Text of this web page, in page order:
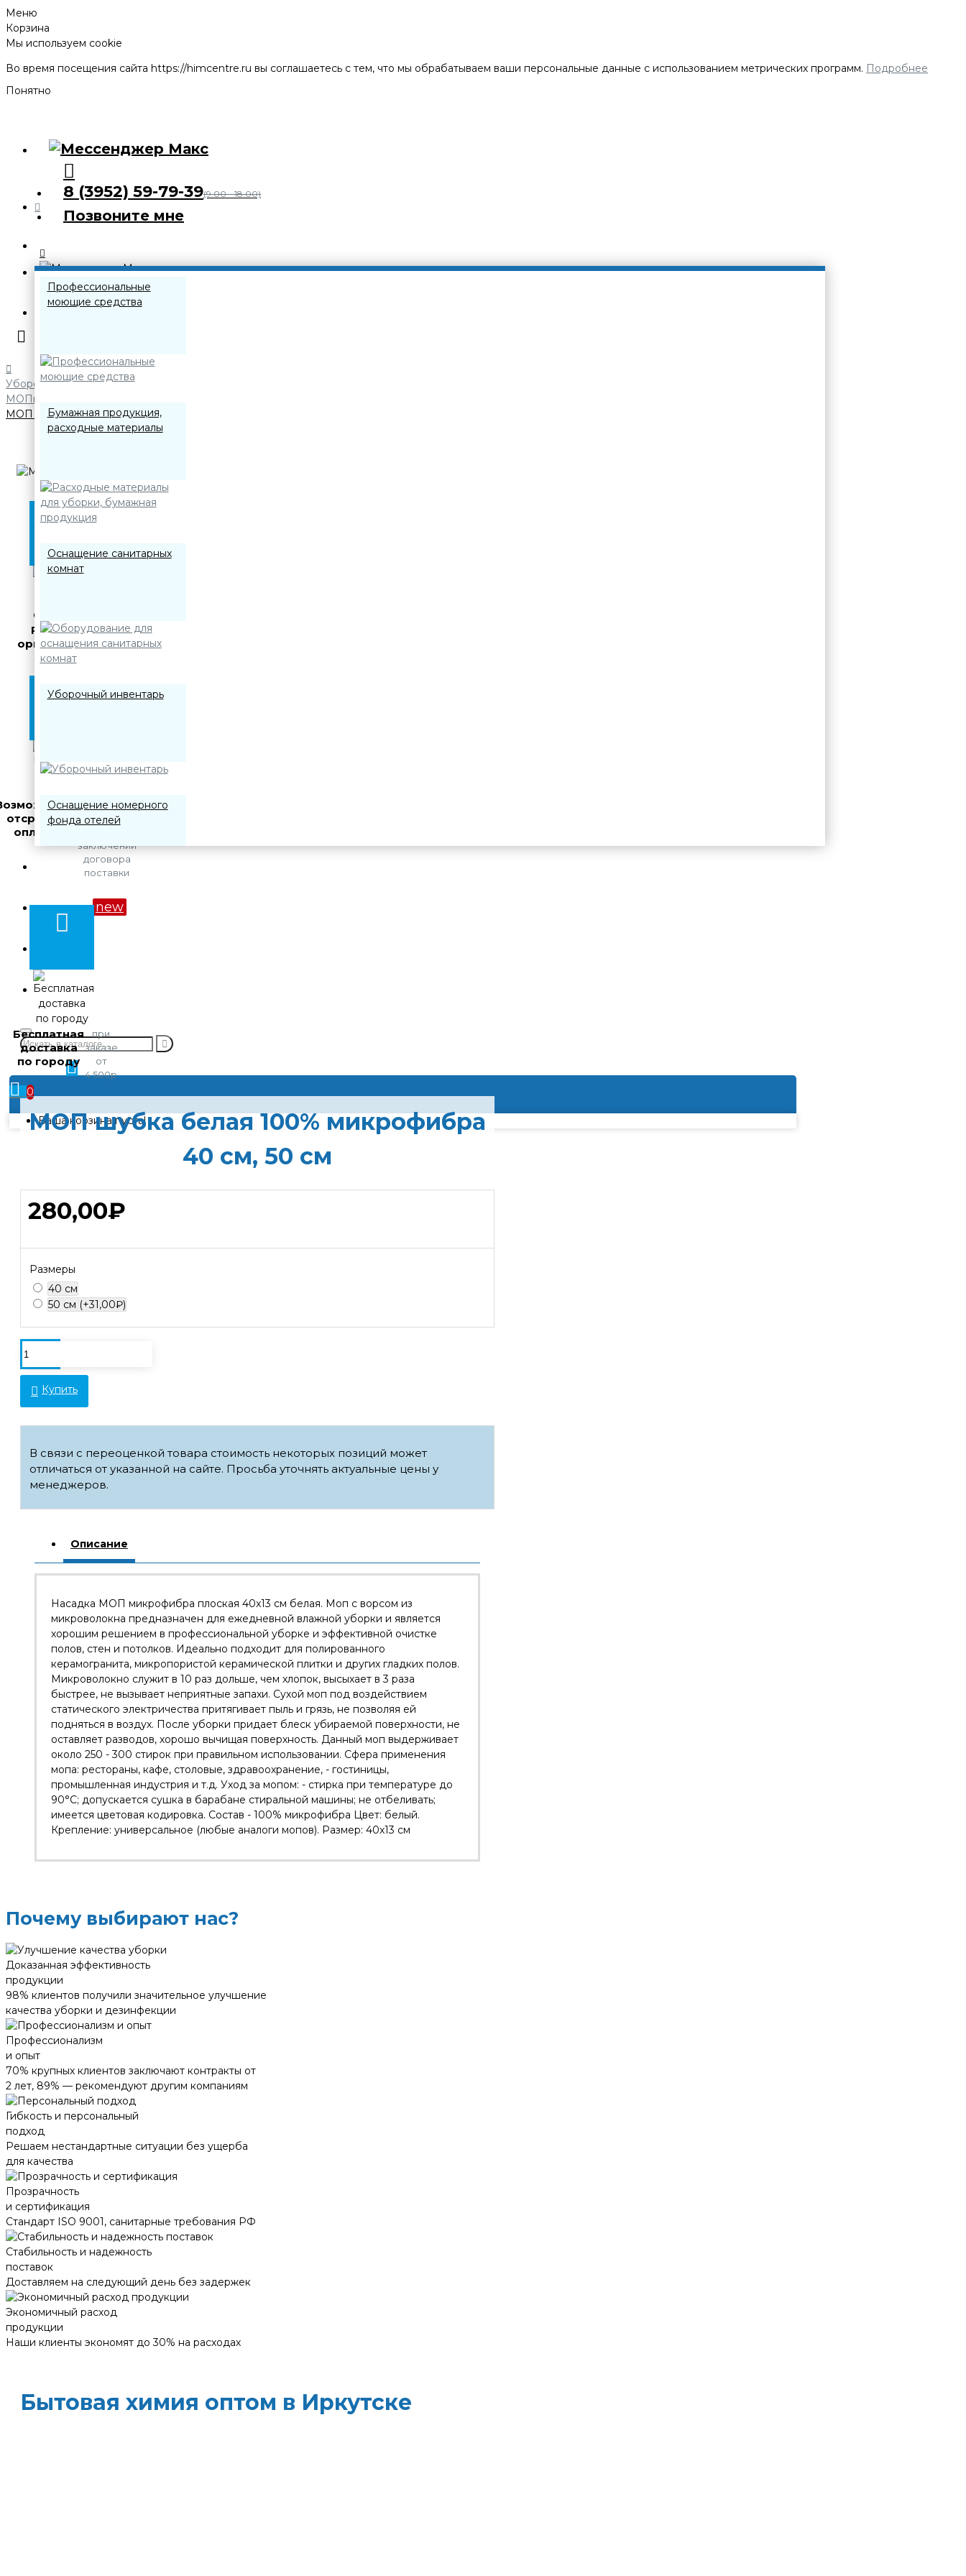
Меню
Корзина
Мы используем cookie
Во время посещения сайта https://himcentre.ru вы соглашаетесь с тем, что мы обрабатываем ваши персональные данные с использованием метрических программ. Подробнее
Понятно
8 (3952) 59-79-39(9.00 - 18.00)
Позвоните мне
Профессиональные
моющие средства
Бумажная продукция,
расходные материалы
Оснащение санитарных
комнат
Уборочный инвентарь
Оснащение номерного
фонда отелей
О компании
Акции new
Контакты
Личный
кабинет
0
Ваша корзина пуста!
8 (3952) 59-79-39
Уборочный инвентарь
МОПы
МОП шубка белая 100% микрофибра 40 см, 50 см
Работаем с
организациями
отсрочки
оплаты
для
компаний
заключении
договора
поставки
Бесплатная
доставка
по городу
при
заказе
от
4 500р
МОП шубка белая 100% микрофибра
40 см, 50 см
280,00₽
Размеры
40 см
50 см (+31,00₽)
Купить
В связи с переоценкой товара стоимость некоторых позиций может
отличаться от указанной на сайте. Просьба уточнять актуальные цены у
менеджеров.
Описание
Насадка МОП микрофибра плоская 40x13 см белая. Моп с ворсом из
микроволокна предназначен для ежедневной влажной уборки и является
хорошим решением в профессиональной уборке и эффективной очистке
полов, стен и потолков. Идеально подходит для полированного
керамогранита, микропористой керамической плитки и других гладких полов.
Микроволокно служит в 10 раз дольше, чем хлопок, высыхает в 3 раза
быстрее, не вызывает неприятные запахи. Сухой моп под воздействием
статического электричества притягивает пыль и грязь, не позволяя ей
подняться в воздух. После уборки придает блеск убираемой поверхности, не
оставляет разводов, хорошо вычищая поверхность. Данный моп выдерживает
около 250 - 300 стирок при правильном использовании. Сфера применения
мопа: рестораны, кафе, столовые, здравоохранение, - гостиницы,
промышленная индустрия и т.д. Уход за мопом: - стирка при температуре до
90°С; допускается сушка в барабане стиральной машины; не отбеливать;
имеется цветовая кодировка. Состав - 100% микрофибра Цвет: белый.
Крепление: универсальное (любые аналоги мопов). Размер: 40x13 см
Почему выбирают нас?
Доказанная эффективность
продукции
98% клиентов получили значительное улучшение
качества уборки и дезинфекции
Профессионализм
и опыт
70% крупных клиентов заключают контракты от
2 лет, 89% — рекомендуют другим компаниям
Гибкость и персональный
подход
Решаем нестандартные ситуации без ущерба
для качества
Прозрачность
и сертификация
Стандарт ISO 9001, санитарные требования РФ
Стабильность и надежность
поставок
Доставляем на следующий день без задержек
Экономичный расход
продукции
Наши клиенты экономят до 30% на расходах
Бытовая химия оптом в Иркутске